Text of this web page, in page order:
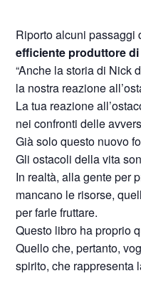
Riporto alcuni passaggi
efficiente produttore
“Anche la storia di Nick
la nostra reazione
La tua reazione
nei confronti delle
Già solo questo nuovo
Gli ostacoli della vita
In realtà, alla gente per
mancano le risorse,
per farle fruttare.
Questo libro ha proprio
Quello che, pertanto,
spirito, che rappresenta